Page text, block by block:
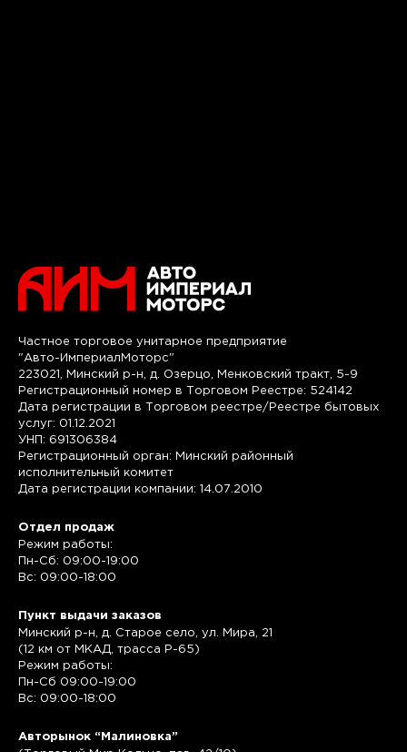
Частное торговое унитарное предприятие
"Авто-ИмпериалМоторс"
223021, Минский р-н, д. Озерцо, Менковский тракт, 5-9
Регистрационный номер в Торговом Реестре: 524142
Дата регистрации в Торговом реестре/Реестре бытовых
услуг: 01.12.2021
УНП: 691306384
Регистрационный орган: Минский районный
исполнительный комитет
Дата регистрации компании: 14.07.2010
Отдел продаж
Режим работы:
Пн-Сб: 09:00-19:00
Вс: 09:00-18:00
Пункт выдачи заказов
Минский р-н, д. Старое село, ул. Мира, 21
(12 км от МКАД, трасса P-65)
Режим работы:
Пн-Сб 09:00-19:00
Вс: 09:00-18:00
Авторынок “Малиновка”